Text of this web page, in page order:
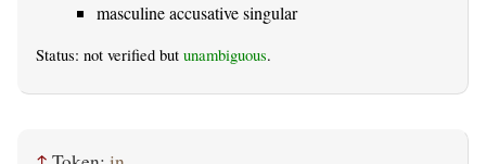
masculine accusative singular
Status: not verified but unambiguous.